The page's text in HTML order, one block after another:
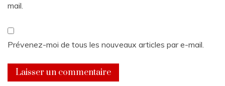
mail.
Prévenez-moi de tous les nouveaux articles par e-mail.